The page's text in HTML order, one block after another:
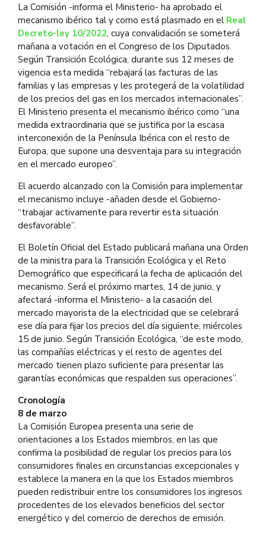
La Comisión -informa el Ministerio- ha aprobado el
mecanismo ibérico tal y como está plasmado en el Real
Decreto-ley 10/2022, cuya convalidación se someterá
mañana a votación en el Congreso de los Diputados.
Según Transición Ecológica, durante sus 12 meses de
vigencia esta medida “rebajará las facturas de las
familias y las empresas y les protegerá de la volatilidad
de los precios del gas en los mercados internacionales”.
El Ministerio presenta el mecanismo ibérico como “una
medida extraordinaria que se justifica por la escasa
interconexión de la Península Ibérica con el resto de
Europa, que supone una desventaja para su integración
en el mercado europeo”.
El acuerdo alcanzado con la Comisión para implementar
el mecanismo incluye -añaden desde el Gobierno-
“trabajar activamente para revertir esta situación
desfavorable”.
El Boletín Oficial del Estado publicará mañana una Orden
de la ministra para la Transición Ecológica y el Reto
Demográfico que especificará la fecha de aplicación del
mecanismo. Será el próximo martes, 14 de junio, y
afectará -informa el Ministerio- a la casación del
mercado mayorista de la electricidad que se celebrará
ese día para fijar los precios del día siguiente, miércoles
15 de junio. Según Transición Ecológica, “de este modo,
las compañías eléctricas y el resto de agentes del
mercado tienen plazo suficiente para presentar las
garantías económicas que respalden sus operaciones”.
Cronología
8 de marzo
La Comisión Europea presenta una serie de
orientaciones a los Estados miembros, en las que
confirma la posibilidad de regular los precios para los
consumidores finales en circunstancias excepcionales y
establece la manera en la que los Estados miembros
pueden redistribuir entre los consumidores los ingresos
procedentes de los elevados beneficios del sector
energético y del comercio de derechos de emisión.